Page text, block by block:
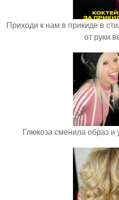
Приходи к нам в прикиде в
от руки
Глюкоза сменила образ и